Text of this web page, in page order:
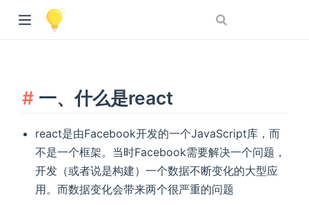
一、什么是react
react是由Facebook开发的一个JavaScript库，而
不是一个框架。当时Facebook需要解决一个问题，
开发（或者说是构建）一个数据不断变化的大型应
用。而数据变化会带来两个很严重的问题